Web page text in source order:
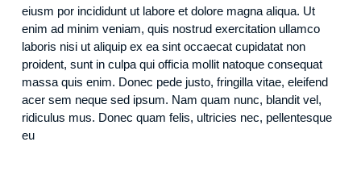
eiusm por incididunt ut labore et dolore magna aliqua. Ut
enim ad minim veniam, quis nostrud exercitation ullamco
laboris nisi ut aliquip ex ea sint occaecat cupidatat non
proident, sunt in culpa qui officia mollit natoque consequat
massa quis enim. Donec pede justo, fringilla vitae, eleifend
acer sem neque sed ipsum. Nam quam nunc, blandit vel,
ridiculus mus. Donec quam felis, ultricies nec, pellentesque
eu